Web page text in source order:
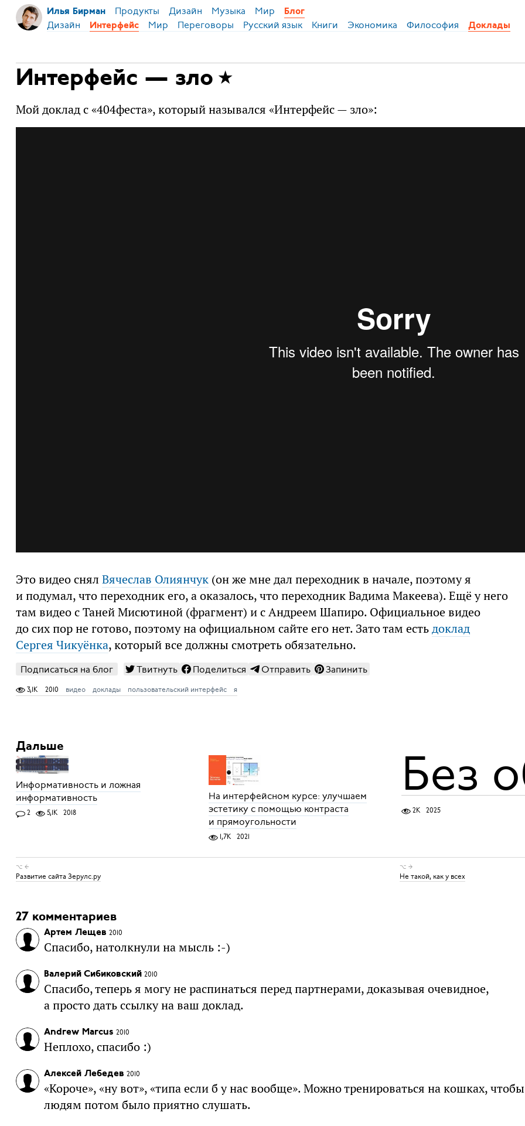
Илья Бирман Продукты Дизайн Музыка Мир Блог
Дизайн Интерфейс Мир Переговоры Русский язык Книги Экономика Философия Доклады
Интерфейс — зло
Мой доклад с «404феста», который назывался «Интерфейс — зло»:
Это видео снял Вячеслав Олиянчук(он же мне дал переходник в начале, поэтому я
и подумал, что переходник его, а оказалось, что переходник Вадима Макеева). Ещё у него
там видео с Таней Мисютиной (фрагмент) и с Андреем Шапиро. Официальное видео
до сих пор не готово, поэтому на официальном сайте его нет. Зато там естьдоклад
Сергея Чикуёнка, который все должны смотреть обязательно.
Подписаться на блог Твитнуть Поделиться Отправить Запинить
3,1K 2010 видео доклады пользовательский интерфейс я
Дальше Без
2K 2025
Информативность и ложная
информативность
2 5,1K 2018
На интерфейсном курсе: улучшаем
эстетику с помощью контраста
и прямоугольности
1,7K 2021
⌥ ←
Развитие сайта Зерулс.ру
⌥ →
Не такой, как у всех
27 комментариев
Артем Лещев 2010
Спасибо, натолкнули на мысль :-)
Валерий Сибиковский 2010
Спасибо, теперь я могу не распинаться перед партнерами, доказывая очевидное,
а просто дать ссылку на ваш доклад.
Andrew Marcus 2010
Неплохо, спасибо :)
Алексей Лебедев 2010
«Короче», «ну вот», «типа если б у нас вообще». Можно тренироваться на кошках, чтобы
людям потом было приятно слушать.